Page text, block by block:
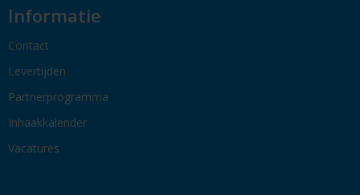
Informatie
Contact
Levertijden
Partnerprogramma
Inhaakkalender
Vacatures